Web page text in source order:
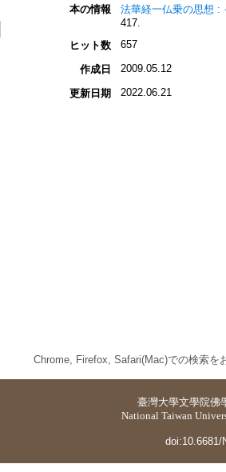
本の情報
法華経一仏乗の思想 :
417.
ヒット数
657
作成日 2009.05.12
更新日期 2022.06.21
Chrome, Firefox, Safari(Mac)での検索を
臺灣大學文學院佛
National Taiwan
doi:10.6681/